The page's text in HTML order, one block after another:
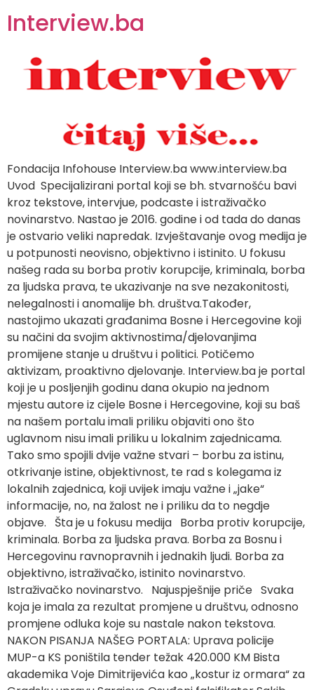
Interview.ba
Fondacija Infohouse Interview.ba www.interview.ba
Uvod Specijalizirani portal koji se bh. stvarnošću bavi
kroz tekstove, intervjue, podcaste i istraživačko
novinarstvo. Nastao je 2016. godine i od tada do danas
je ostvario veliki napredak. Izvještavanje ovog medija je
u potpunosti neovisno, objektivno i istinito. U fokusu
našeg rada su borba protiv korupcije, kriminala, borba
za ljudska prava, te ukazivanje na sve nezakonitosti,
nelegalnosti i anomalije bh. društva.Također,
nastojimo ukazati građanima Bosne i Hercegovine koji
su načini da svojim aktivnostima/djelovanjima
promijene stanje u društvu i politici. Potičemo
aktivizam, proaktivno djelovanje. Interview.ba je portal
koji je u posljenjih godinu dana okupio na jednom
mjestu autore iz cijele Bosne i Hercegovine, koji su baš
na našem portalu imali priliku objaviti ono što
uglavnom nisu imali priliku u lokalnim zajednicama.
Tako smo spojili dvije važne stvari – borbu za istinu,
otkrivanje istine, objektivnost, te rad s kolegama iz
lokalnih zajednica, koji uvijek imaju važne i „jake“
informacije, no, na žalost ne i priliku da to negdje
objave. Šta je u fokusu medija Borba protiv korupcije,
kriminala. Borba za ljudska prava. Borba za Bosnu i
Hercegovinu ravnopravnih i jednakih ljudi. Borba za
objektivno, istraživačko, istinito novinarstvo.
Istraživačko novinarstvo. Najuspješnije priče Svaka
koja je imala za rezultat promjene u društvu, odnosno
promjene odluka koje su nastale nakon tekstova.
NAKON PISANJA NAŠEG PORTALA: Uprava policije
MUP-a KS poništila tender težak 420.000 KM Bista
akademika Voje Dimitrijevića kao „kostur iz ormara“ za